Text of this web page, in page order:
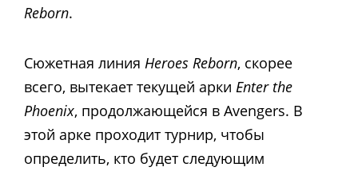
Reborn.
Сюжетная линия Heroes Reborn, скорее
всего, вытекает текущей арки Enter the
Phoenix, продолжающейся в Avengers. В
этой арке проходит турнир, чтобы
определить, кто будет следующим